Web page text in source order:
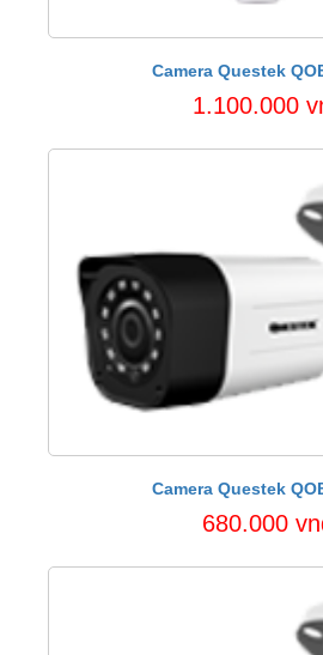
Camera Questek
1.100.000
Camera Questek
680.000